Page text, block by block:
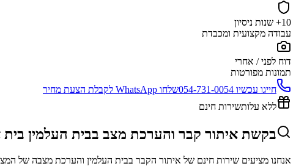
10+ שנות ניסיון
עבודה מקצועית ומכבדת
דוח לפני / אחרי
תמונות מפורטות
חייגו עכשיו 054-731-0054שלחו WhatsApp לקבלת הצעת מחיר
ללא עלותשירות חינם
בקשת איתור קבר והערכת מצב בבית העלמין
אנחנו מציעים שירות חינם של איתור הקבר בבית העלמין והערכת מצבה של